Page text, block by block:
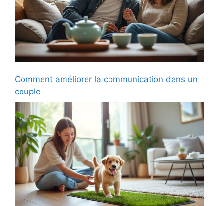
Comment améliorer la communication dans un
couple